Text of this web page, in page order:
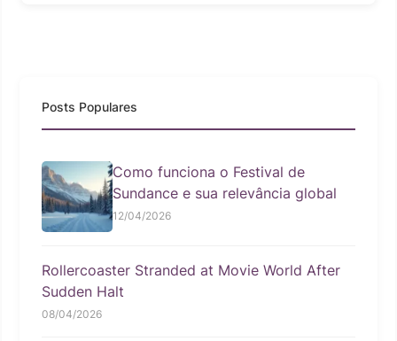
Posts Populares
Como funciona o Festival de
Sundance e sua relevância global
12/04/2026
Rollercoaster Stranded at Movie World After
Sudden Halt
08/04/2026